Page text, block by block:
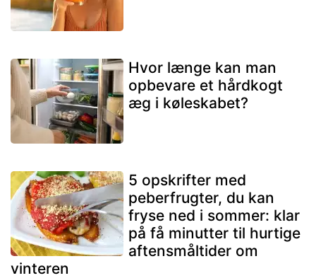
Hvor længe kan man
opbevare et hårdkogt
æg i køleskabet?
5 opskrifter med
peberfrugter, du kan
fryse ned i sommer: klar
på få minutter til hurtige
aftensmåltider om
vinteren